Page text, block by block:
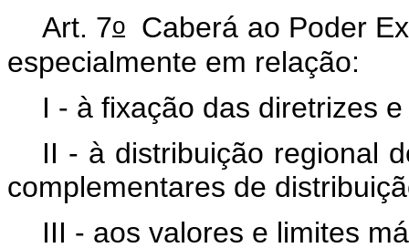
Art. 7o
Caberá ao Poder
especialmente em relação:
I - à fixação das diretrizes
II - à distribuição regional
complementares de
III - aos valores e limites